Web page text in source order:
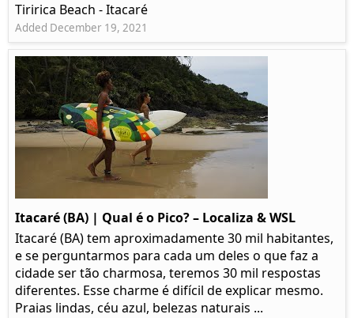
Tiririca Beach - Itacaré
Added December 19, 2021
Itacaré (BA) | Qual é o Pico? – Localiza & WSL​​
Itacaré (BA) tem aproximadamente 30 mil habitantes,
e se perguntarmos para cada um deles o que faz a
cidade ser tão charmosa, teremos 30 mil respostas
diferentes. Esse charme é difícil de explicar mesmo.
Praias lindas, céu azul, belezas naturais ...